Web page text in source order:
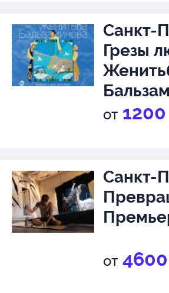
жизненный путь
весомым
Санкт-
Грезы
от 1200
Санкт-
от 4600